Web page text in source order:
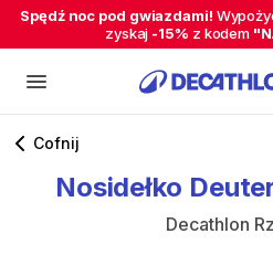
Spędź noc pod gwiazdami!
zyskaj -15% z kodem
Cofnij
Nosidełko
Decathlon